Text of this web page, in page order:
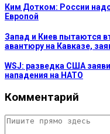
Ким Дотком: России
Европой
Запад и Киев пытаются
авантюру на Кавказе,
WSJ: разведка США
нападения на НАТО
Комментарий